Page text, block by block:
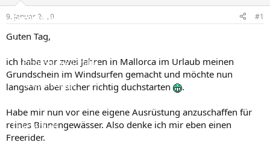
Forum
Aktuelles
Empfohlene Inhalte
Neue Beiträge
Leserartikel
e
r
t
9. Januar 2009 #1
Guten Tag,
ich habe vor zwei Jahren in Mallorca im Urlaub meinen
Grundschein im Windsurfen gemacht und möchte nun
langsam aber sicher richtig duchstarten
.
Habe mir nun vor eine eigene Ausrüstung anzuschaffen für
reines Binnengewässer. Also denke ich mir eben einen
Freerider.